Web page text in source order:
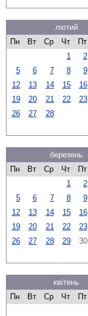
лютий
Пн
Вт Ср Чт Пт
1
2
5
6 7 8 9
12
13 14 15 16
19
20 21 22 23
26
27 28
березень
Пн
Вт Ср Чт Пт
1
2
5
6 7 8 9
12
13 14 15 16
19
20 21 22 23
26
27 28 29 30
квітень
Пн
Вт Ср Чт Пт